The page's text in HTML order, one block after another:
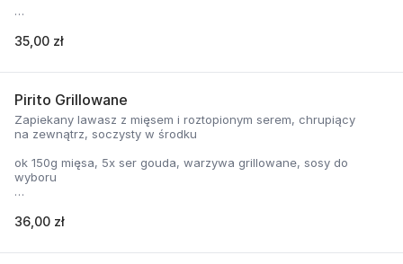
cena zawiera koszt opakowania
35,00 zł
Pirito Grillowane
Zapiekany lawasz z mięsem i roztopionym serem, chrupiący
na zewnątrz, soczysty w środku
ok 150g mięsa, 5x ser gouda, warzywa grillowane, sosy do
wyboru
36,00 zł